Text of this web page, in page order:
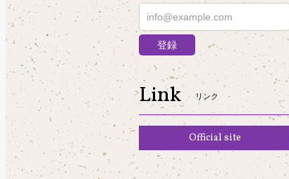
登録
Link リンク
Official site